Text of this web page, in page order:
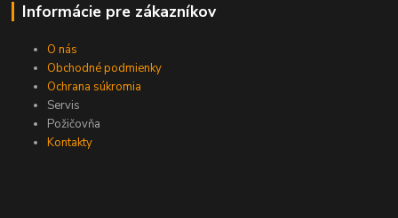
Informácie pre zákazníkov
O nás
Obchodné podmienky
Ochrana súkromia
Servis
Požičovňa
Kontakty